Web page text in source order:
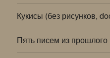
Кукисы (без рисунков,
Пять писем из прошлого